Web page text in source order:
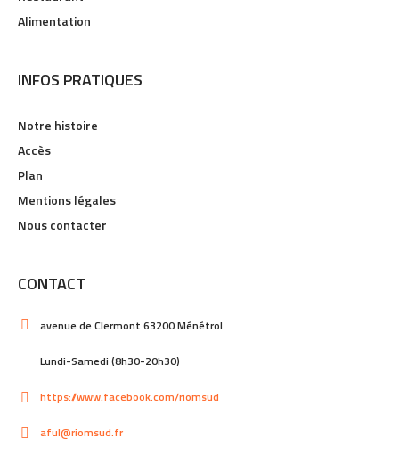
Alimentation
INFOS PRATIQUES
Notre histoire
Accès
Plan
Mentions légales
Nous contacter
CONTACT
avenue de Clermont 63200 Ménétrol
Lundi-Samedi (8h30-20h30)
https://www.facebook.com/riomsud
aful@riomsud.fr